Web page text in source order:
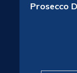
Prosecco